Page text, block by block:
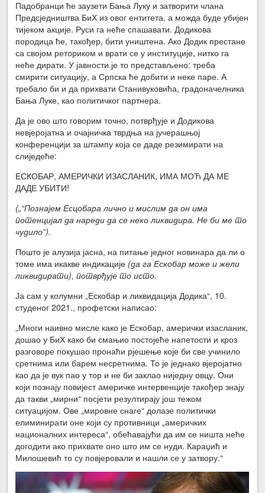
Падобранци ће заузети Бања Луку и затворити члана
Предсједништва БиХ из овог ентитета, а можда буде убијен
тијеком акције. Руси га неће спашавати. Додикова
породица ће, такођер, бити уништена. Ако Додик престане
са својом реториком и врати се у институције, нитко га
неће дирати. У јавности је то представљено: треба
смирити ситуацију, а Српска ће добити и неке паре. А
требало би и да прихвати Станивуковића, градоначелника
Бања Луке, као политичког партнера.
Да је ово што говорим точно, потврђује и Додикова
невјеројатна и очајничка тврдња на јучерашњој
конференцији за штампу која се даде резимирати на
слиједеће:
ЕСКОБАР, АМЕРИЧКИ ИЗАСЛАНИК, ИМА МОЋ ДА МЕ
ДАДЕ УБИТИ!
(„“Познајем Есцобара лично и мислим да он има
потенцијал да нареди да се неко ликвидира. Не би ме то
чудило”).
Пошто је алузија јасна, на питање једног новинара да ли о
томе има икакве индикације (да га Ескобар може и жели
ликвидирати), потврђује то исто.
Ја сам у колумни „Ескобар и ликвидација Додика“, 10.
студеног 2021., профетски написао:
„Многи наивно мисле како је Ескобар, амерички изасланик,
дошао у БиХ како би смањио постојеће напетости и кроз
разговоре покушао пронаћи рјешење које би све учинило
сретнима или барем несретнима. То је једнако вјеројатно
као да је вук пао у тор и не би заклао ниједну овцу. Они
који познају повијест америчке интервенције такођер знају
да такви „мирни“ посјети резултирају још тежом
ситуацијом. Ове „мировне снаге“ долазе политички
елиминирати оне који су противници „америчких
националних интереса“, обећавајући да им се ништа неће
догодити ако прихвате оно што им се нуди. Караџић и
Милошевић то су повјеровали и нашли се у затвору.“